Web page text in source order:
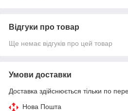
Відгуки про товар
Ще немає відгуків про цей товар
Умови доставки
Доставка здійснюється тільки по
Нова Пошта